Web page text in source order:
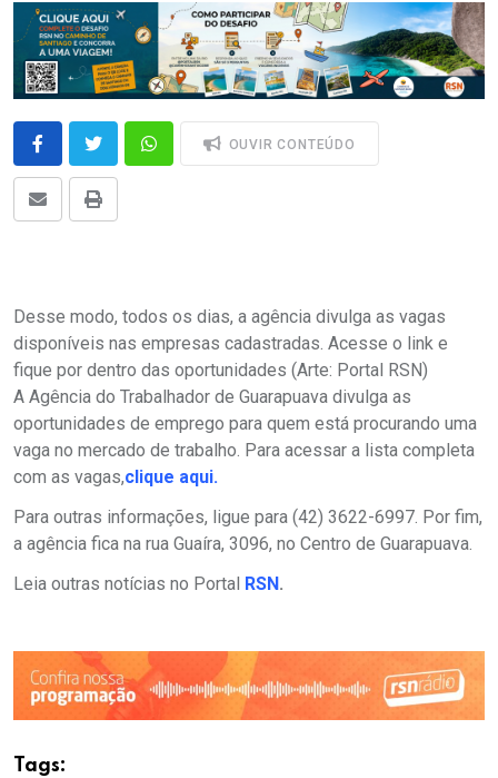
OUVIR CONTEÚDO
Desse modo, todos os dias, a agência divulga as vagas
disponíveis nas empresas cadastradas. Acesse o link e
fique por dentro das oportunidades (Arte: Portal RSN)
A Agência do Trabalhador de Guarapuava divulga as
oportunidades de emprego para quem está procurando uma
vaga no mercado de trabalho. Para acessar a lista completa
com as vagas,clique aqui.
Para outras informações, ligue para (42) 3622-6997. Por fim,
a agência fica na rua Guaíra, 3096, no Centro de Guarapuava.
Leia outras notícias no Portal RSN.
Tags: